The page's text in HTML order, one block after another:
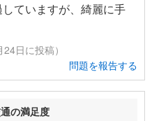
ていますが、綺麗に手
日に投稿）
問題を報告する
の満足度